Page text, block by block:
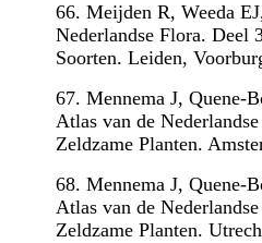
66. Meijden R, Weeda
Nederlandse Flora. Deel
Soorten. Leiden,
67. Mennema J, Quene-
Atlas van de
Zeldzame Planten.
68. Mennema J, Quene-
Atlas van de
Zeldzame Planten.